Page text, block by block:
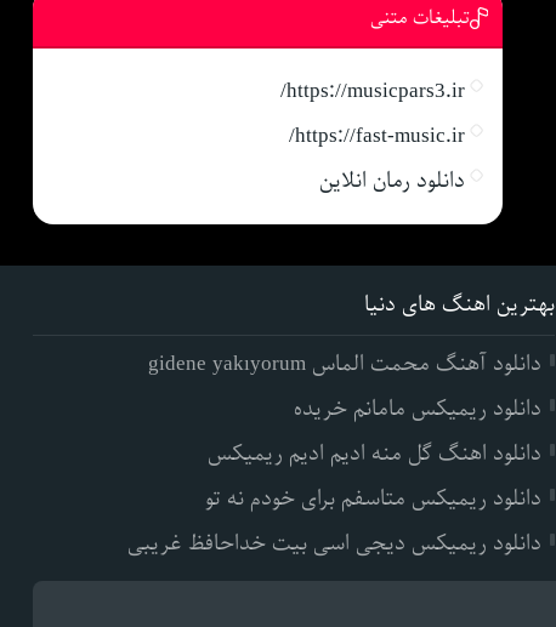
تبلیغات متنی
https://musicpars3.ir/
https://fast-music.ir/
دانلود رمان انلاین
بهترین اهنگ های دنیا
دانلود آهنگ محمت الماس gidene yakıyorum
دانلود ریمیکس مامانم خریده
دانلود اهنگ گل منه ادیم ادیم ریمیکس
دانلود ریمیکس متاسفم برای خودم نه تو
دانلود ریمیکس دیجی اسی بیت خداحافظ غریبی